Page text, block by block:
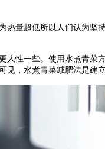
超低所以人们认为坚
一些。使用水煮青菜
，水煮青菜减肥法是建